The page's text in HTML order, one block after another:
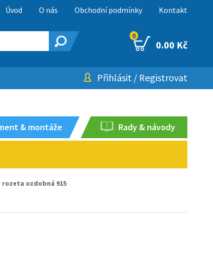
Úvod O nás Obchodní podmínky Kontakt
0
0.00 Kč
Přihlásit / Registrovat
& montáže Rady & návody
ozdobná 915